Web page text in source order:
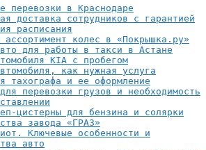
перевозки в Краснодаре
доставка сотрудников с гарантией
расписания
ассортимент колес в «Покрышка.ру»
для работы в такси в Астане
KIA с пробегом
как нужная услуга
тахографа и ее оформление
перевозки грузов и необходимость
цистерны для бензина и солярки
завода «ГРАЗ»
Ключевые особенности и
авто